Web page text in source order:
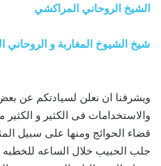
الشيخ الروحاني المراكشي
شيخ الشيوخ المغاربة و الروحاني
ويشرفنا ان نعلن لسيادتكم عن
والاستخدامات فى الكثير و
قضاء الحوائج ومنها على سبيل
جلب الحبيب خلال الساعه للخطبه